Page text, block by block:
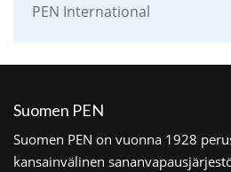
PEN International
Suomen PEN
Suomen PEN on vuonna 1928
kansainvälinen